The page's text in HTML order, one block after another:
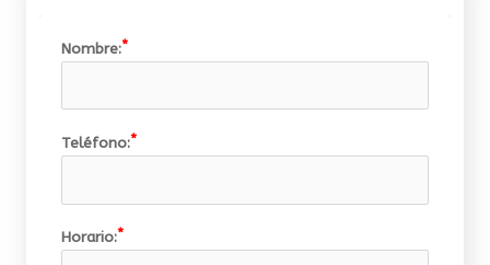
Nombre:
Teléfono:
Horario: